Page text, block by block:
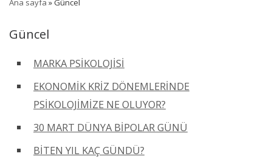
Ana sayfa »Güncel
Güncel
MARKA PSİKOLOJİSİ
EKONOMİK KRİZ DÖNEMLERİNDE
PSİKOLOJİMİZE NE OLUYOR?
30 MART DÜNYA BİPOLAR GÜNÜ
BİTEN YIL KAÇ GÜNDÜ?